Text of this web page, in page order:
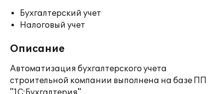
Бухгалтерский учет
Налоговый учет
Описание
Автоматизация бухгалтерского учета
строительной компании выполнена на базе ПП